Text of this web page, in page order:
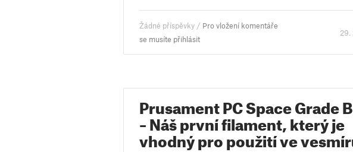
Žádné příspěvky / Pro vložení komentáře
se musíte přihlásit
29.
Prusament PC Space Grade
– Náš první filament, který je
vhodný pro použití ve